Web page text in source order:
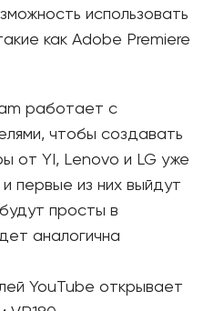
использовать
как Adobe Premiere
работает с
чтобы создавать
от YI, Lenovo и LG уже
первые из них выйдут
просты в
аналогична
YouTube открывает